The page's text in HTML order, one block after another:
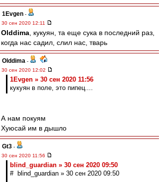
1Evgen -
30 сен 2020 12:11
Olddima , кукуян, та еще сука в последний раз,
когда нас садил, слил нас, тварь
Olddima -
30 сен 2020 12:02
1Evgen » 30 сен 2020 11:56
кукуян в поле, это пипец....
А нам покуям
Хуюсай им в дышло
Gt3 -
30 сен 2020 11:56
blind_guardian » 30 сен 2020 09:50
# blind_guardian » 30 сен 2020 09:50